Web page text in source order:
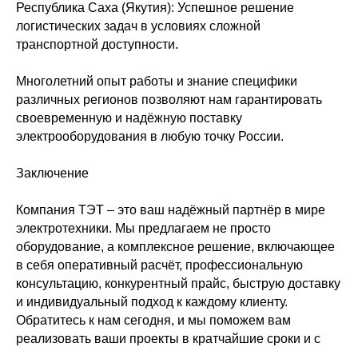
Республика Саха (Якутия): Успешное решение
логистических задач в условиях сложной
транспортной доступности.
Многолетний опыт работы и знание специфики
различных регионов позволяют нам гарантировать
своевременную и надёжную поставку
электрооборудования в любую точку России.
Заключение
Компания ТЭТ – это ваш надёжный партнёр в мире
электротехники. Мы предлагаем не просто
оборудование, а комплексное решение, включающее
в себя оперативный расчёт, профессиональную
консультацию, конкурентный прайс, быструю доставку
и индивидуальный подход к каждому клиенту.
Обратитесь к нам сегодня, и мы поможем вам
реализовать ваши проекты в кратчайшие сроки и с